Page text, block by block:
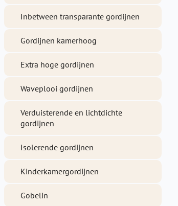
Inbetween transparante gordijnen
Gordijnen kamerhoog
Extra hoge gordijnen
Waveplooi gordijnen
Verduisterende en lichtdichte
gordijnen
Isolerende gordijnen
Kinderkamergordijnen
Gobelin